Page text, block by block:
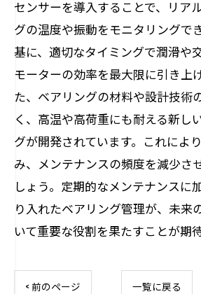
センサーを導入することで、リア
グの温度や振動をモニタリングで
基に、適切なタイミングで潤滑や
モーターの効率を最大限に引き上
た、ベアリングの材料や設計技術
く、高温や高荷重にも耐える新し
グが開発されています。これによ
み、メンテナンスの頻度を減少さ
しょう。定期的なメンテナンスに
り入れたベアリング管理が、未来
いて重要な役割を果たすことが期
< 前のページ 一覧に戻る